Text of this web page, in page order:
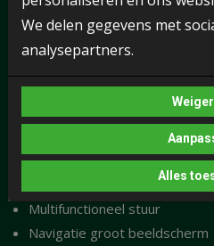
Lederen sportstuurwiel
Lederen stuurwiel
Lederen versnellingspook
LED koplampen
Middenarmsteun voor
Multifunctioneel stuur
Navigatie groot beeldscherm
We delen gegevens met
analysepartners.
Alles